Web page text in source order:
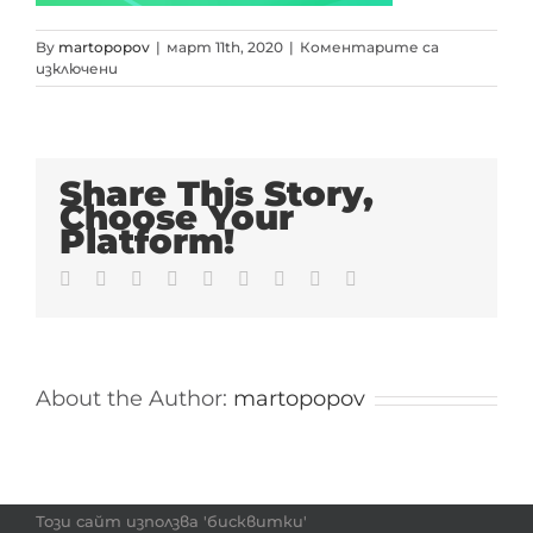
By martopopov | март 11th, 2020 | Коментарите са
изключени
3
Share This Story,
Choose Your
Platform!
Facebook
TwitterLinkedIn
Reddit Whatsapp
TumblrPinterest
About the Author: martopopov
Този сайт използва 'бисквитки'